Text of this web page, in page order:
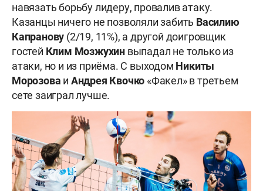
навязать борьбу лидеру, провалив атаку.
Казанцы ничего не позволяли забить Василию
Капранову (2/19, 11%), а другой доигровщик
гостей Клим Мозжухин выпадал не только из
атаки, но и из приёма. С выходом Никиты
Морозова и Андрея Квочко «Факел» в третьем
сете заиграл лучше.